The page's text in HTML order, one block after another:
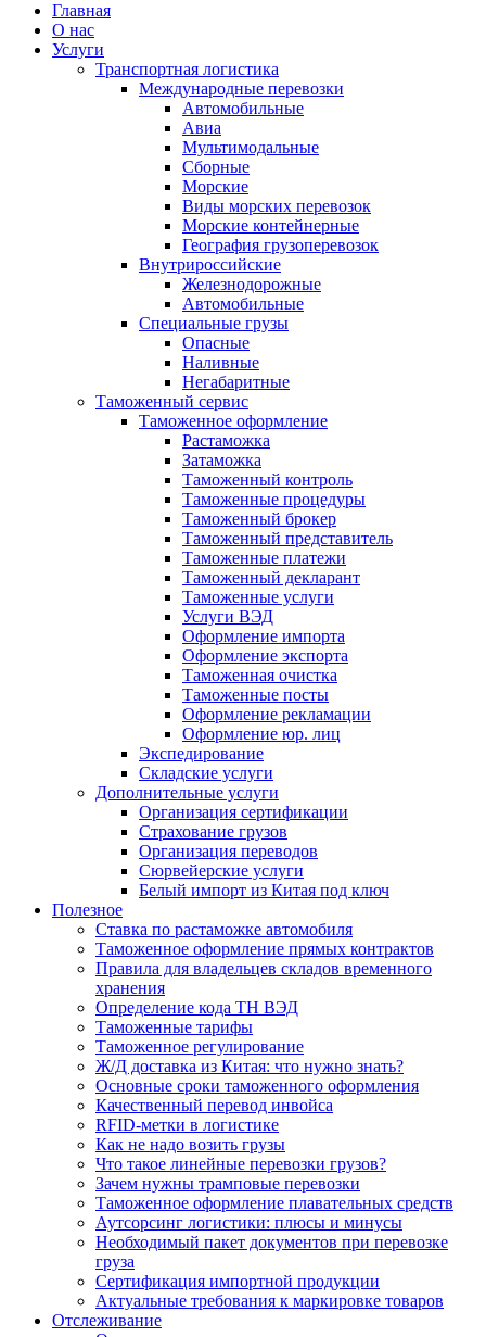
Главная
О нас
Услуги
Транспортная логистика
Международные перевозки
Автомобильные
Авиа
Мультимодальные
Сборные
Морские
Виды морских перевозок
Морские контейнерные
География грузоперевозок
Внутрироссийские
Железнодорожные
Автомобильные
Специальные грузы
Опасные
Наливные
Негабаритные
Таможенный сервис
Таможенное оформление
Растаможка
Затаможка
Таможенный контроль
Таможенные процедуры
Таможенный брокер
Таможенный представитель
Таможенные платежи
Таможенный декларант
Таможенные услуги
Услуги ВЭД
Оформление импорта
Оформление экспорта
Таможенная очистка
Таможенные посты
Оформление рекламации
Оформление юр. лиц
Экспедирование
Складские услуги
Дополнительные услуги
Организация сертификации
Страхование грузов
Организация переводов
Сюрвейерские услуги
Белый импорт из Китая под ключ
Полезное
Ставка по растаможке автомобиля
Таможенное оформление прямых контрактов
Правила для владельцев складов временного
хранения
Определение кода ТН ВЭД
Таможенные тарифы
Таможенное регулирование
Ж/Д доставка из Китая: что нужно знать?
Основные сроки таможенного оформления
Качественный перевод инвойса
RFID-метки в логистике
Как не надо возить грузы
Что такое линейные перевозки грузов?
Зачем нужны трамповые перевозки
Таможенное оформление плавательных средств
Аутсорсинг логистики: плюсы и минусы
Необходимый пакет документов при перевозке
груза
Cертификация импортной продукции
Актуальные требования к маркировке товаров
Отслеживание